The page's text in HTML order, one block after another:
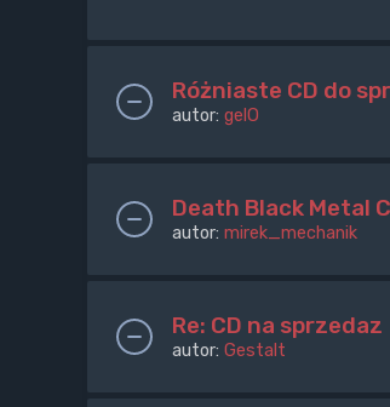
Różniaste CD do
autor: gelO
Death Black Metal
autor: mirek_mechanik
Re: CD na sprzedaz
autor: Gestalt